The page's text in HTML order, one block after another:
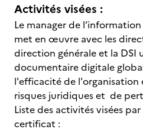
Activités visées :
Le manager de
met en œuvre avec les
direction générale et la DSI
documentaire digitale
l'efficacité de
risques juridiques et de
Liste des activités visées
certificat :